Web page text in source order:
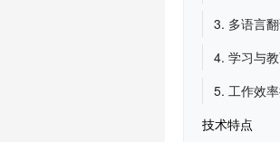
3. 多语言
4. 学习与
5. 工作效
技术特点